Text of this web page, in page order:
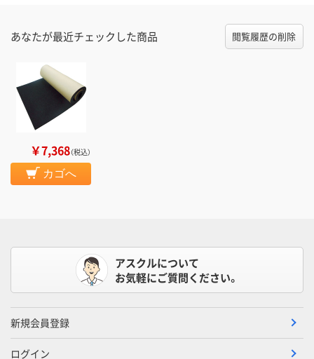
あなたが最近チェックした商品 閲覧履歴の削除
￥7,368（税込）
カゴへ
アスクルについて
お気軽にご質問ください。
新規会員登録
ログイン